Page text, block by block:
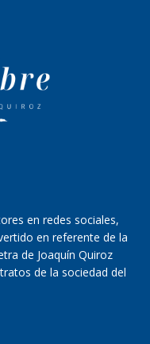
en redes sociales,
en referente de la
de Joaquín Quiroz
de la sociedad del